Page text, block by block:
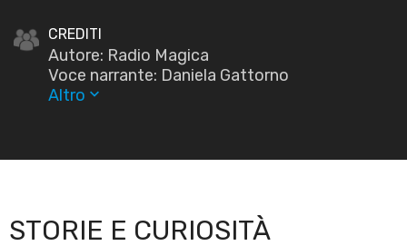
CREDITI
Autore: Radio Magica
Voce narrante: Daniela Gattorno
Altro keyboard_arrow_down
STORIE E CURIOSITÀ